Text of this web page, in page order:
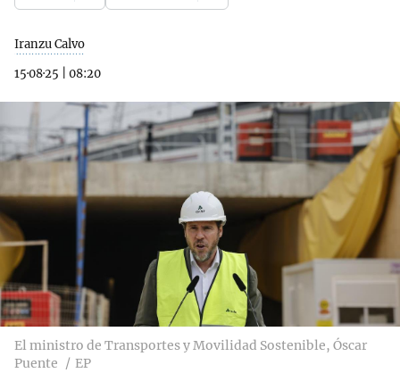
Iranzu Calvo
15·08·25
08:20
El ministro de Transportes y Movilidad Sostenible, Óscar
Puente
EP